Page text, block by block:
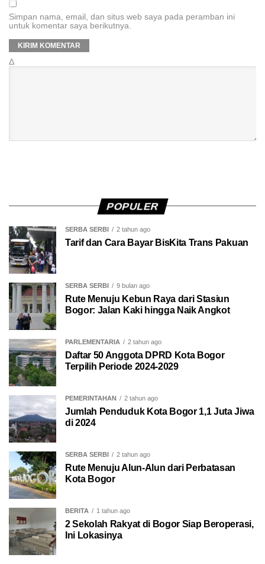
Simpan nama, email, dan situs web saya pada peramban ini
untuk komentar saya berikutnya.
Δ
POPULER
SERBA SERBI 2 tahun ago
Tarif dan Cara Bayar BisKita Trans Pakuan
SERBA SERBI 9 bulan ago
Rute Menuju Kebun Raya dari Stasiun
Bogor: Jalan Kaki hingga Naik Angkot
PARLEMENTARIA 2 tahun ago
Daftar 50 Anggota DPRD Kota Bogor
Terpilih Periode 2024-2029
PEMERINTAHAN 2 tahun ago
Jumlah Penduduk Kota Bogor 1,1 Juta Jiwa
di 2024
SERBA SERBI 2 tahun ago
Rute Menuju Alun-Alun dari Perbatasan
Kota Bogor
BERITA 1 tahun ago
2 Sekolah Rakyat di Bogor Siap Beroperasi,
Ini Lokasinya